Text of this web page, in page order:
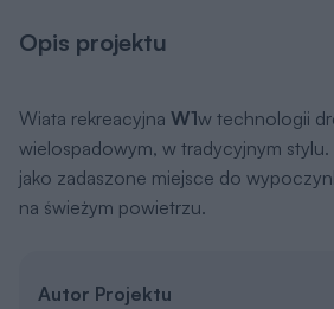
Opis projektu
Wiata rekreacyjna W1w technologii
wielospadowym, w tradycyjnym stylu.
jako zadaszone miejsce do
na świeżym powietrzu.
Autor Projektu